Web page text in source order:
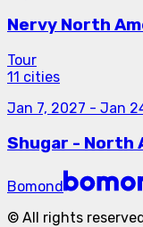
Nervy North
Tour
11 cities
Jan 7, 2027 - Jan
Shugar - North
Bomond
© All rights